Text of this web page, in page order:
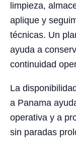
limpieza,
aplique y
técnicas. Un
ayuda a
continuidad
La
a Panama
operativa y a
sin paradas